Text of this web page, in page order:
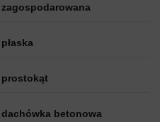
zagospodarowana
płaska
prostokąt
dachówka betonowa